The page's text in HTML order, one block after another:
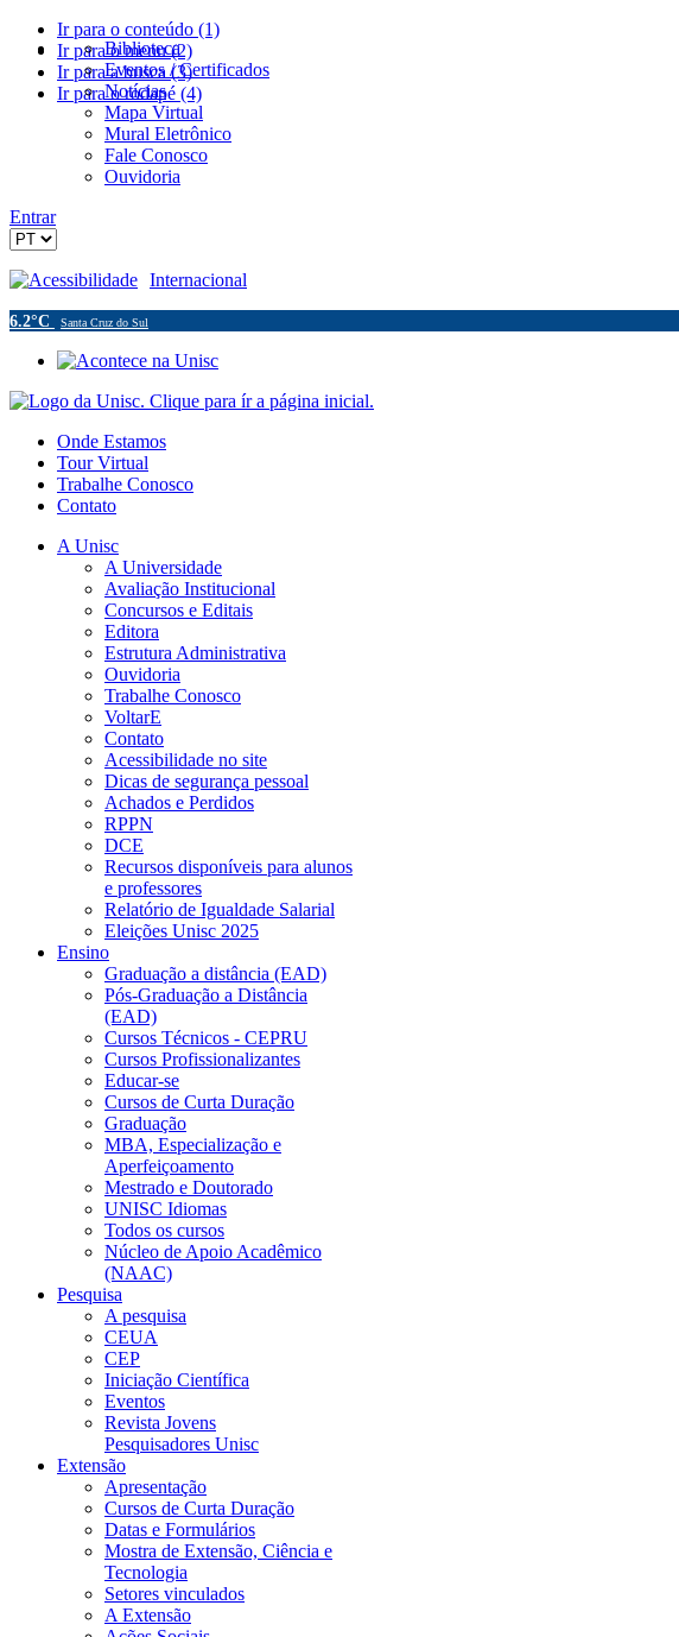
Ir para o conteúdo (1)
Ir para o menu (2)
Ir para a busca (3)
Ir para o rodapé (4)
Biblioteca
Eventos / Certificados
Notícias
Mapa Virtual
Mural Eletrônico
Fale Conosco
Ouvidoria
Entrar
Acessibilidade Internacional
6.2°C Santa Cruz do Sul
Onde Estamos
Tour Virtual
Trabalhe Conosco
Contato
A Unisc
A Universidade
Avaliação Institucional
Concursos e Editais
Editora
Estrutura Administrativa
Ouvidoria
Trabalhe Conosco
VoltarE
Contato
Acessibilidade no site
Dicas de segurança pessoal
Achados e Perdidos
RPPN
DCE
Recursos disponíveis para alunos
e professores
Relatório de Igualdade Salarial
Eleições Unisc 2025
Ensino
Graduação a distância (EAD)
Pós-Graduação a Distância
(EAD)
Cursos Técnicos - CEPRU
Cursos Profissionalizantes
Educar-se
Cursos de Curta Duração
Graduação
MBA, Especialização e
Aperfeiçoamento
Mestrado e Doutorado
UNISC Idiomas
Todos os cursos
Núcleo de Apoio Acadêmico
(NAAC)
Pesquisa
A pesquisa
CEUA
CEP
Iniciação Científica
Eventos
Revista Jovens
Pesquisadores Unisc
Extensão
Apresentação
Cursos de Curta Duração
Datas e Formulários
Mostra de Extensão, Ciência e
Tecnologia
Setores vinculados
A Extensão